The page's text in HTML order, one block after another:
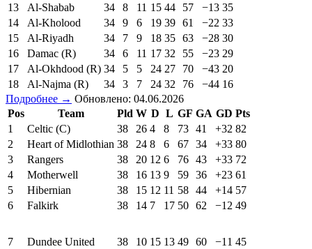
13
Al-Shabab 34 8 11 15 44 57 −13 35
14
Al-Kholood 34 9 6 19 39 61 −22 33
15
Al-Riyadh 34 7 9 18 35 63 −28 30
16
Damac (R) 34 6 11 17 32 55 −23 29
17
Al-Okhdood (R) 34 5 5 24 27 70 −43 20
18
Al-Najma (R) 34 3 7 24 32 76 −44 16
Подробнее → Обновлено: 04.06.2026
Pos
Team Pld W D L GF GA GD Pts
1
Celtic (C) 38 26 4 8 73 41 +32 82
2
Heart of Midlothian 38 24 8 6 67 34 +33 80
3
Rangers 38 20 12 6 76 43 +33 72
4
Motherwell 38 16 13 9 59 36 +23 61
5
Hibernian 38 15 12 11 58 44 +14 57
6
Falkirk 38 14 7 17 50 62 −12 49
7 Dundee United 38 10 15 13 49 60 −11 45